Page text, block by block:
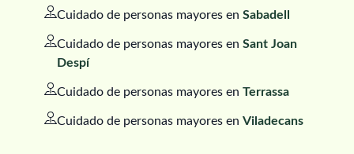
Cuidado de personas mayores en Sabadell
Cuidado de personas mayores en Sant Joan
Despí
Cuidado de personas mayores en Terrassa
Cuidado de personas mayores en Viladecans